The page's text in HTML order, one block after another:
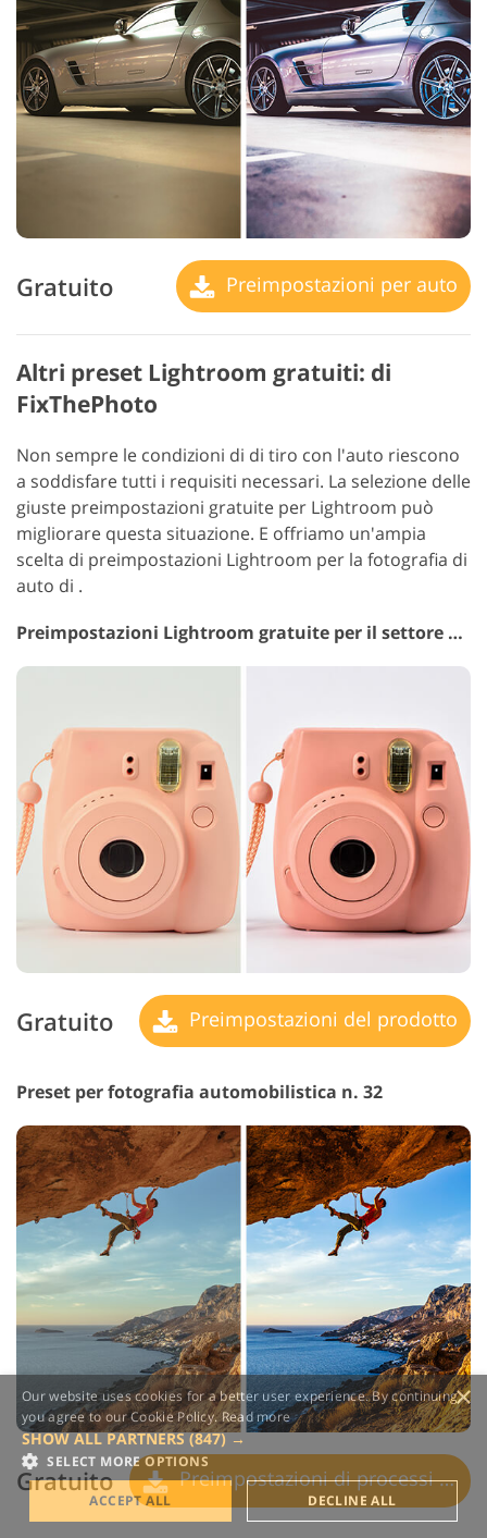
Gratuito Preimpostazioni per auto
Altri preset Lightroom gratuiti: di
FixThePhoto
Non sempre le condizioni di di tiro con l'auto riescono
a soddisfare tutti i requisiti necessari. La selezione delle
giuste preimpostazioni gratuite per Lightroom può
migliorare questa situazione. E offriamo un'ampia
scelta di preimpostazioni Lightroom per la fotografia di
auto di .
Preimpostazioni Lightroom gratuite per il settore automobilistico n. 31
Gratuito Preimpostazioni del prodotto
Preset per fotografia automobilistica n. 32
Gratuito Preimpostazioni di processi incrociati
×
Our website uses cookies for a better user experience. By continuing,
you agree to our Cookie Policy.Read more
SHOW ALL PARTNERS(847) →
SELECT MORE OPTIONS
ACCEPT ALL DECLINE ALL